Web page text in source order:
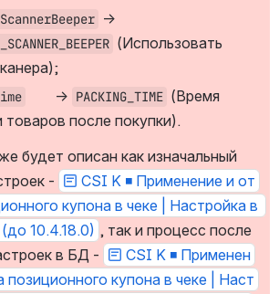
(Использовать
	→
PACKING_TIME (Время
товаров после покупки).
будет описан как изначальный
-
CSI K ◾️ Применение и от
купона в чеке | Настройка в
10.4.18.0) , так и процесс после
в БД -
CSI K ◾️ Применен
позиционного купона в чеке | Наст